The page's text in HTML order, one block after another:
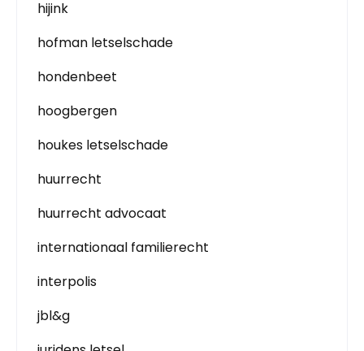
hijink
hofman letselschade
hondenbeet
hoogbergen
houkes letselschade
huurrecht
huurrecht advocaat
internationaal familierecht
interpolis
jbl&g